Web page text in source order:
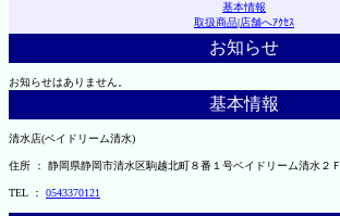
基本情報
取扱商品|店舗へｱｸｾｽ
お知らせ
お知らせはありません。
基本情報
清水店(ベイドリーム清水)
住所 ： 静岡県静岡市清水区駒越北町８番１号ベイドリーム清水２Ｆ
TEL ： 0543370121